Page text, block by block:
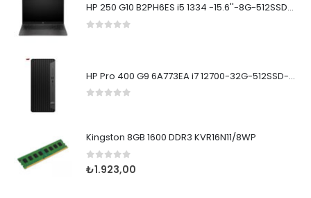
HP 250 G10 B2PH6ES i5 1334 -15.6''-8G-512SSD-Dos
HP Pro 400 G9 6A773EA i7 12700-32G-512SSD-W11Pro
Kingston 8GB 1600 DDR3 KVR16N11/8WP
0 5 üzerinden
₺1.923,00